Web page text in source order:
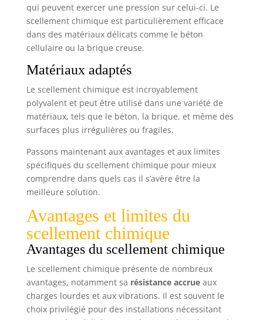
qui peuvent exercer une pression sur celui-ci. Le
scellement chimique est particulièrement efficace
dans des matériaux délicats comme le béton
cellulaire ou la brique creuse.
Matériaux adaptés
Le scellement chimique est incroyablement
polyvalent et peut être utilisé dans une variété de
matériaux, tels que le béton, la brique, et même des
surfaces plus irrégulières ou fragiles.
Passons maintenant aux avantages et aux limites
spécifiques du scellement chimique pour mieux
comprendre dans quels cas il s’avère être la
meilleure solution.
Avantages et limites du
scellement chimique
Avantages du scellement chimique
Le scellement chimique présente de nombreux
avantages, notamment sa résistance accrueaux
charges lourdes et aux vibrations. Il est souvent le
choix privilégié pour des installations nécessitant